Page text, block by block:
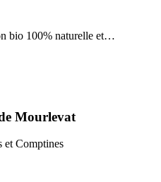
bio 100% naturelle et…
Mourlevat
et Comptines